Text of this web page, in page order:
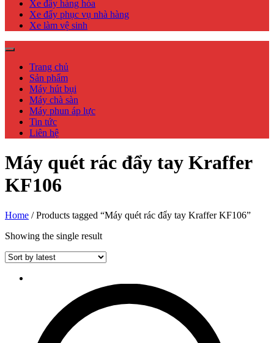
Xe đẩy hàng hóa
Xe đẩy phục vụ nhà hàng
Xe làm vệ sinh
Trang chủ
Sản phẩm
Máy hút bụi
Máy chà sàn
Máy phun áp lực
Tin tức
Liên hệ
Máy quét rác đẩy tay Kraffer
KF106
Home / Products tagged “Máy quét rác đẩy tay Kraffer KF106”
Showing the single result